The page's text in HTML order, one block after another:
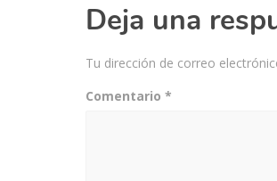
Deja una
Tu dirección de correo
Comentario *